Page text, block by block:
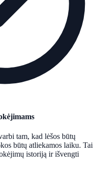
tam, kad lėšos būtų
būtų atliekamos laiku. Tai
istoriją ir išvengti